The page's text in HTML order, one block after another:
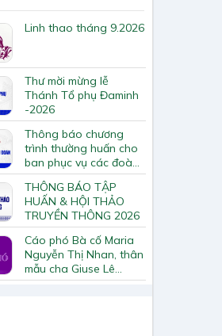
Linh thao tháng 9.2026
Thư mời mừng lễ
Thánh Tổ phụ Đaminh
-2026
Thông báo chương
trình thường huấn cho
ban phục vụ các đoàn
hội Tông huấn về loan
báo Tin Mừng
THÔNG BÁO TẬP
HUẤN & HỘI THẢO
TRUYỀN THÔNG 2026
Cáo phó Bà cố Maria
Nguyễn Thị Nhan, thân
mẫu cha Giuse Lê
Quốc Chinh